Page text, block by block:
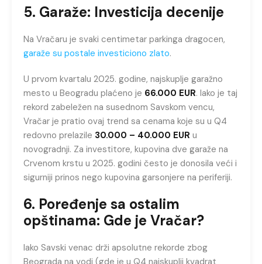
5. Garaže: Investicija decenije
Na Vračaru je svaki centimetar parkinga dragocen,
garaže su postale investiciono zlato.
U prvom kvartalu 2025. godine, najskuplje garažno
mesto u Beogradu plaćeno je 66.000 EUR. Iako je taj
rekord zabeležen na susednom Savskom vencu,
Vračar je pratio ovaj trend sa cenama koje su u Q4
redovno prelazile 30.000 – 40.000 EUR u
novogradnji. Za investitore, kupovina dve garaže na
Crvenom krstu u 2025. godini često je donosila veći i
sigurniji prinos nego kupovina garsonjere na periferiji.
6. Poređenje sa ostalim
opštinama: Gde je Vračar?
Iako Savski venac drži apsolutne rekorde zbog
Beograda na vodi (gde je u Q4 najskuplji kvadrat